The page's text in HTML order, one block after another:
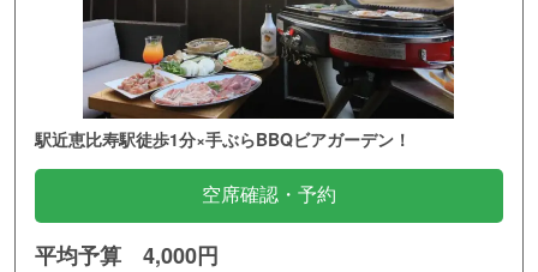
駅近恵比寿駅徒歩1分×手ぶらBBQビアガーデン！
空席確認・予約
平均予算 4,000円